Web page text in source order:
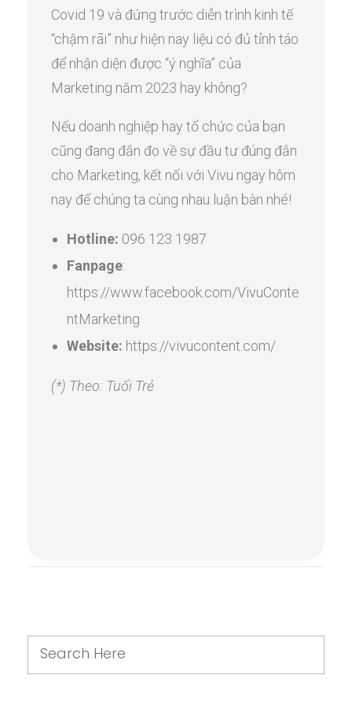
Covid 19 và đứng trước diễn trình kinh tế
“chậm rãi” như hiện nay liệu có đủ tỉnh táo
để nhận diện được “ý nghĩa” của
Marketing năm 2023 hay không?
Nếu doanh nghiệp hay tổ chức của bạn
cũng đang đắn đo về sự đầu tư đúng đắn
cho Marketing, kết nối với Vivu ngay hôm
nay để chúng ta cùng nhau luận bàn nhé!
Hotline: 096 123 1987
Fanpage:
https://www.facebook.com/VivuConte
ntMarketing
Website: https://vivucontent.com/
(*) Theo: Tuổi Trẻ